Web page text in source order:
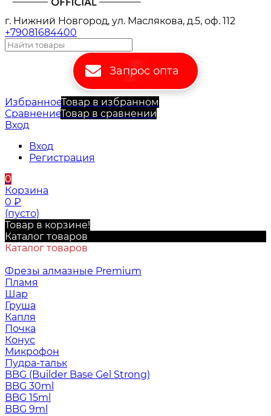
г. Нижний Новгород, ул. Маслякова, д.5, оф. 112
+79081684400
Запрос опта
ИзбранноеТовар в избранном
СравнениеТовар в сравнении
Вход
Вход
Регистрация
0
Корзина
0 ₽
(пусто)
Товар в корзине!
Каталог товаров
Каталог товаров
Фрезы алмазные Premium
Пламя
Шар
Груша
Капля
Почка
Конус
Микрофон
Пудра-тальк
BBG (Builder Base Gel Strong)
BBG 30ml
BBG 15ml
BBG 9ml